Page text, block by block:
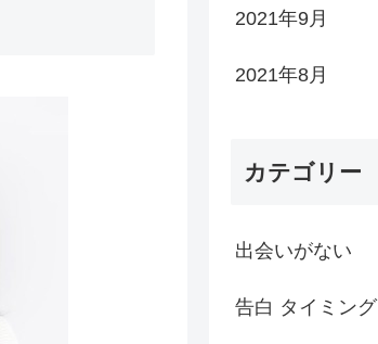
2021年9月
2021年8月
カテゴリー
出会いがない
告白 タイミング